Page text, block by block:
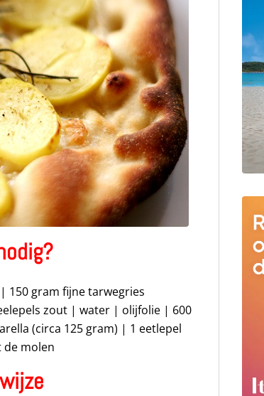
150 gram fijne tarwegries
zout | water | olijfolie | 600
(circa 125 gram) | 1 eetlepel
molen